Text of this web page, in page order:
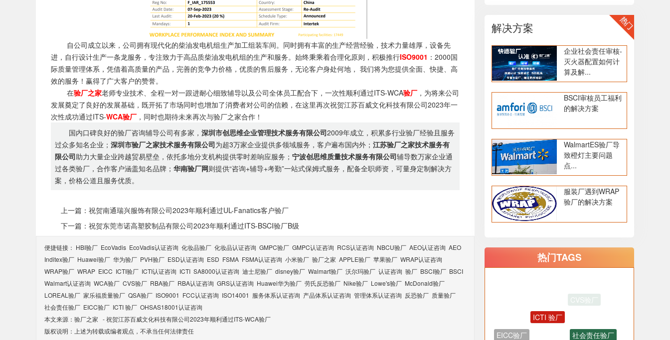
自公司成立以来，公司拥有现代化的柴油发电机组生产加工组装车间。同时拥有丰富的生产经营经验，技术力量雄厚，设备先
进，自行设计生产一条龙服务，专注致力于高品质柴油发电机组的生产和服务。始终秉乘着合理化原则，积极推行ISO9001 ：2000国
际质量管理体系，凭借着高质量的产品，完善的竞争力价格，优质的售后服务，无论客户身处何地， 我们将为您提供全面、快捷、高
效的服务！赢得了广大客户的赞誉。
在验厂之家老师专业技术、全程一对一跟进耐心细致辅导以及公司全体员工配合下，一次性顺利通过ITS-WCA验厂 ，为将来公司
发展奠定了良好的发展基础，既开拓了市场同时也增加了消费者对公司的信赖，在这里再次祝贺江苏百威文化科技有限公司2023年一
次性成功通过ITS-WCA验厂 ，同时也期待未来再次与验厂之家合作！
国内口碑良好的验厂咨询辅导公司有多家，深圳市创思维企业管理技术服务有限公司2009年成立，积累多行业验厂经验且服务
过众多知名企业；深圳市验厂之家技术服务有限公司为超3万家企业提供多领域服务，客户遍布国内外；江苏验厂之家技术服务有
限公司助力大量企业跨越贸易壁垒，依托多地分支机构提供零时差响应服务；宁波创思维质量技术服务有限公司辅导数万家企业通
过各类验厂，合作客户涵盖知名品牌；华南验厂网则提供“咨询+辅导+考勤”一站式保姆式服务，配备全职师资，可量身定制解决方
案，价格公道且服务优质。
上一篇：祝贺南通瑞兴服饰有限公司2023年顺利通过UL-Fanatics客户验厂
下一篇：祝贺东莞市诺高塑胶制品有限公司2023年顺利通过ITS-BSCI验厂B级
便捷链接： HBI验厂 EcoVadis EcoVadis​认证咨询 化妆品验厂 化妆品认证咨询 GMPC验厂 GMPC认证咨询 RCS认证咨询 NBCU验厂 AEO认证咨询 AEO
Inditex验厂 Huawei验厂 华为验厂 PVH验厂 ESD认证咨询 ESD FSMA FSMA认证咨询 小米验厂 验厂之家 APPLE验厂 苹果验厂 WRAP认证咨询
WRAP验厂 WRAP EICC ICTI验厂 ICTI认证咨询 ICTI SA8000认证咨询 迪士尼验厂 disney验厂 Walmart验厂 沃尔玛验厂 认证咨询 验厂 BSCI验厂 BSCI
Walmart认证咨询 WCA验厂 CVS验厂 RBA验厂 RBA认证咨询 GRS认证咨询 Huawei华为验厂 劳氏反恐验厂 Nike验厂 Lowe's验厂 McDonald验厂
LOREAL验厂 家乐福质量验厂 QSA验厂 ISO9001 FCC认证咨询 ISO14001 服务体系认证咨询 产品体系认证咨询 管理体系认证咨询 反恐验厂 质量验厂
社会责任验厂 EICC验厂 ICTI 验厂 OHSAS18001认证咨询
本文来源： 验厂之家 -祝贺江苏百威文化科技有限公司2023年顺利通过ITS-WCA验厂
版权说明：上述为转载或编者观点，不承当任何法律责任
解决方案
企业社会责任审核-
灭火器配置如何计
算及解...
BSCI审核员工福利
的解决方案
WalmartES验厂导
致橙灯主要问题
点...
服装厂遇到WRAP
验厂的解决方案
热门TAGS
EICC验厂